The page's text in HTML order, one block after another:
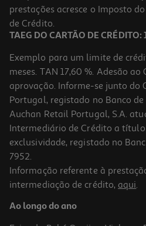
7,99 €
Coelhinho Amigo Baby Clementoni
16.99 €/un
prestações acresce o Imposto
de Crédito.
TAEG DO CARTÃO DE CRÉDITO:
Exemplo para um limite de
meses. TAN 17,60 %. Adesão
aprovação. Informe-se junto do
Portugal, registado no Banco
Auchan Retail Portugal, S.A.
Intermediário de Crédito a título
exclusividade, registado no
7952.
Informação referente à
intermediação de crédito, aqui.
Ao longo do ano